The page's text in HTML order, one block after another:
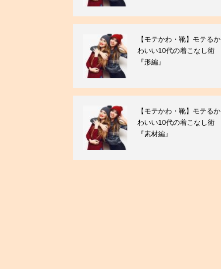
【モテかわ・靴】モテるか
わいい10代の着こなし術
『形編』
【モテかわ・靴】モテるか
わいい10代の着こなし術
『素材編』